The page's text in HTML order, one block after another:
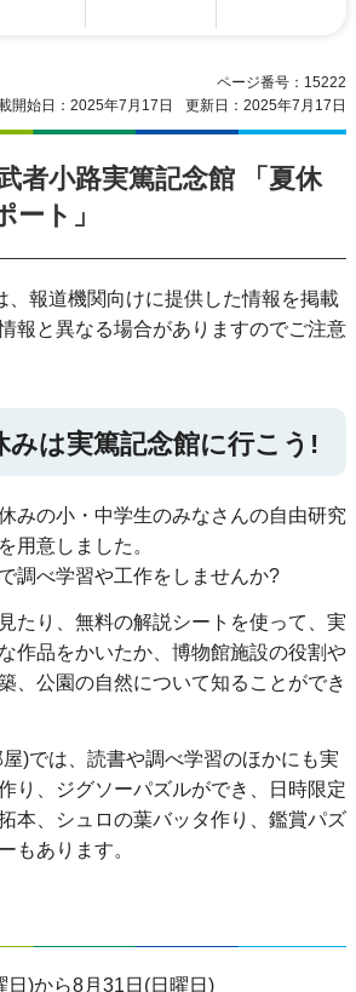
ページ番号：15222
開始日：2025年7月17日
更新日：2025年7月17日
者小路実篤記念館 「夏休
ート」
、報道機関向けに提供した情報を掲載
報と異なる場合がありますのでご注意
みは実篤記念館に行こう!
みの小・中学生のみなさんの自由研究
用意しました。
調べ学習や工作をしませんか?
たり、無料の解説シートを使って、実
作品をかいたか、博物館施設の役割や
、公園の自然について知ることができ
)では、読書や調べ学習のほかにも実
り、ジグソーパズルができ、日時限定
本、シュロの葉バッタ作り、鑑賞パズ
もあります。
日)から8月31日(日曜日)